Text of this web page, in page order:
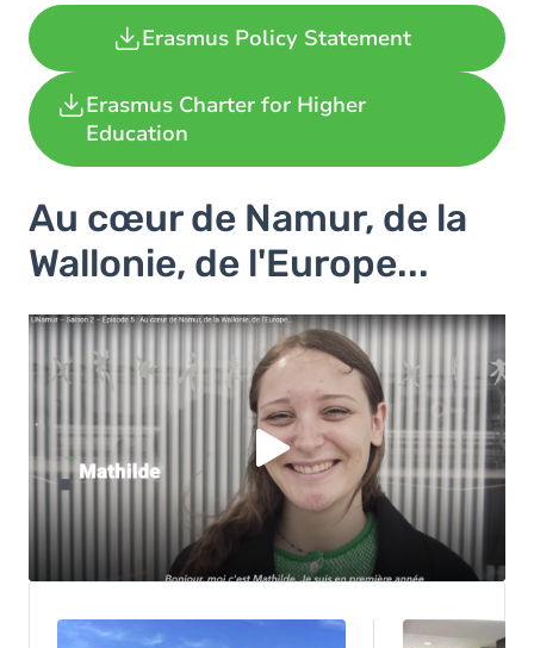
Erasmus Policy Statement
Erasmus Charter for Higher
Education
Au cœur de Namur, de la
Wallonie, de l'Europe...
Vous devez accepter les cookiesYoutube
pour
pouvoir lire la vidéo. Acceptez-vous les cookies
Youtube ?
Oui
Toujours
Manage privacy settings
Image Image